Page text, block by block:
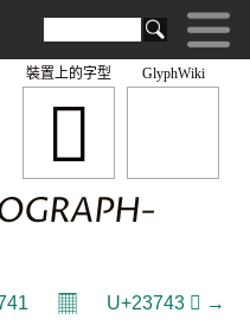
GlyphWiki
𣝂
裝置上的字型
𝄜 U+23743 𣝃 →